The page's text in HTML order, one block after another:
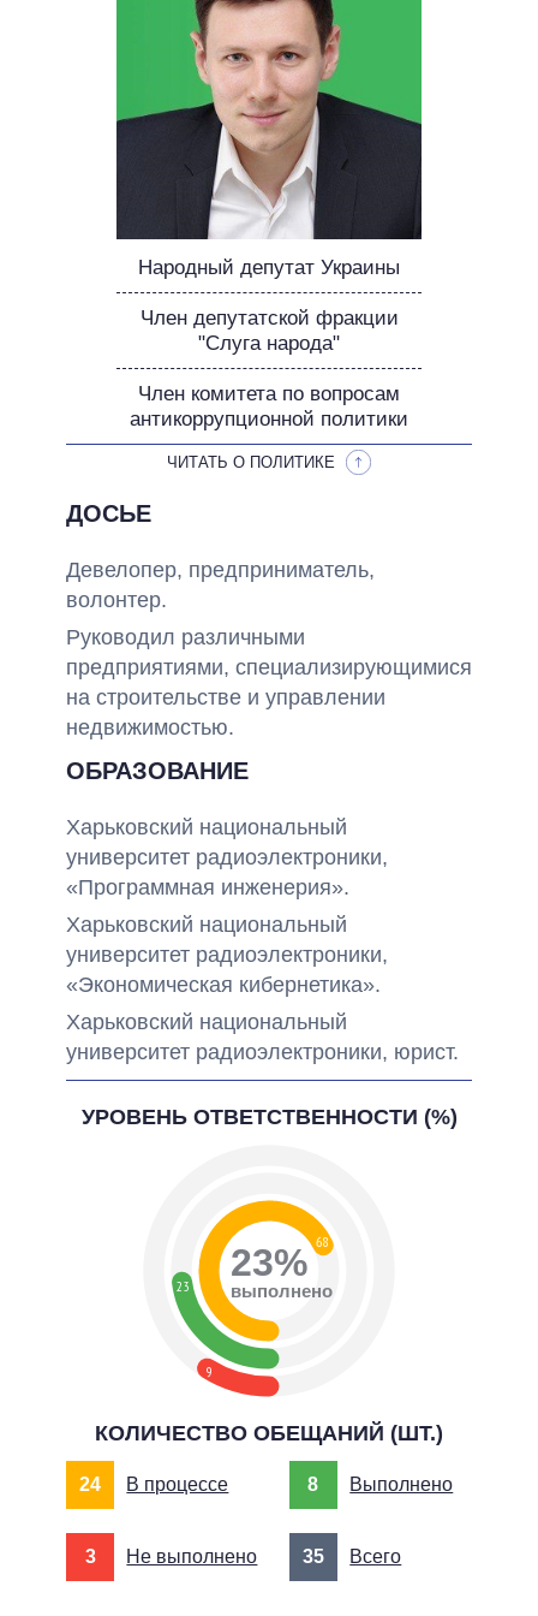
ОБЕЩАНИЯ В ПРОЦЕССЕ
ВСЕ ОБЕЩАНИЯ
АРХИВНЫЕ ОБЕЩАНИЯ
Народный депутат Украины
Член депутатской фракции
"Слуга народа"
Член комитета по вопросам
антикоррупционной политики
ЧИТАТЬ О ПОЛИТИКЕ
ДОСЬЕ
Девелопер, предприниматель,
волонтер.
Руководил различными
предприятиями, специализирующимися
на строительстве и управлении
недвижимостью.
ОБРАЗОВАНИЕ
Харьковский национальный
университет радиоэлектроники,
«Программная инженерия».
Харьковский национальный
университет радиоэлектроники,
«Экономическая кибернетика».
Харьковский национальный
университет радиоэлектроники, юрист.
УРОВЕНЬ ОТВЕТСТВЕННОСТИ (%)
9
23
68
23%
выполнено
КОЛИЧЕСТВО ОБЕЩАНИЙ (ШТ.)
24 В процессе 8 Выполнено
3 Не выполнено 35 Всего